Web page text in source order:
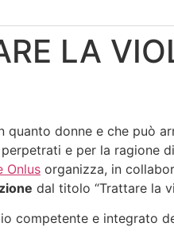
LA
donne e che può
e per la ragione
Onlus organizza, in
dal titolo “Trattare la
competente e integrato